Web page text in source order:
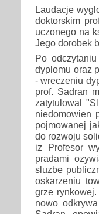
Laudacje
doktorskim
uczonego na
Jego dorobek
Po
dyplomu oraz
- wreczeniu
prof. Sadran
zatytulowal
niedomowien
pojmowanej
do rozwoju
iz Profesor
pradami
sluzbe
oskarzeniu
grze
nowo